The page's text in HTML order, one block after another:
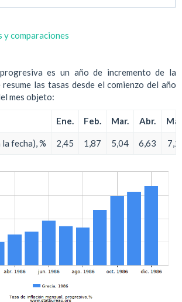
y comparaciones
es un año de incremento de la
las tasas desde el comienzo del año
mes objeto:
Ene. Feb. Mar. Abr.
fecha), % 2,45 1,87 5,04 6,63